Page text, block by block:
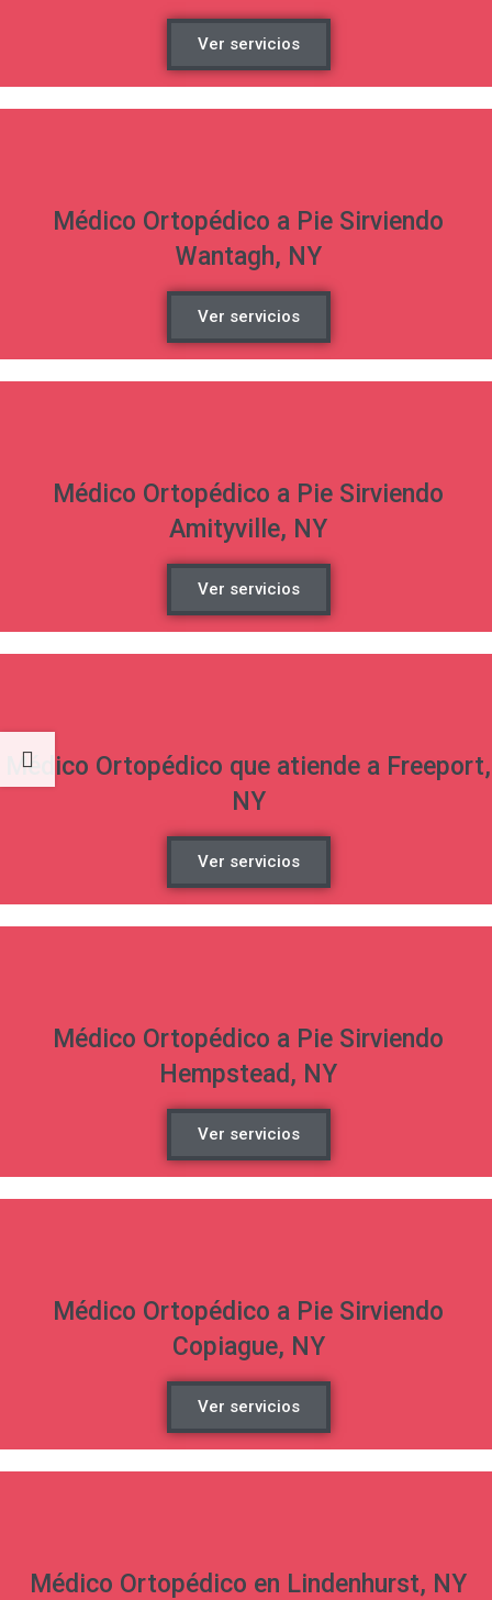
Ver servicios
Médico Ortopédico a Pie Sirviendo
Wantagh, NY
Ver servicios
Médico Ortopédico a Pie Sirviendo
Amityville, NY
Ver servicios
Médico Ortopédico que atiende a Freeport,
NY
Ver servicios
Médico Ortopédico a Pie Sirviendo
Hempstead, NY
Ver servicios
Médico Ortopédico a Pie Sirviendo
Copiague, NY
Ver servicios
Médico Ortopédico en Lindenhurst, NY